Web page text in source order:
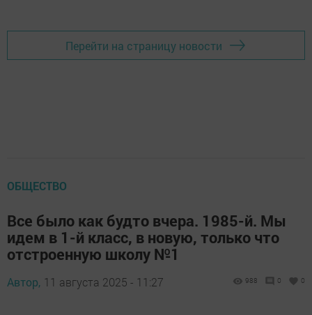
Перейти на страницу новости
ОБЩЕСТВО
Все было как будто вчера. 1985-й. Мы
идем в 1-й класс, в новую, только что
отстроенную школу №1
Автор, 11 августа 2025 - 11:27 988 0 0